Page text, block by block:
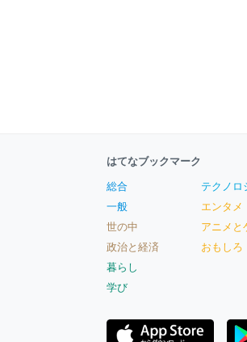
はてなブックマーク
総合
一般
世の中
政治と経済
暮らし
学び
テクノロ
エンタメ
アニメと
おもしろ